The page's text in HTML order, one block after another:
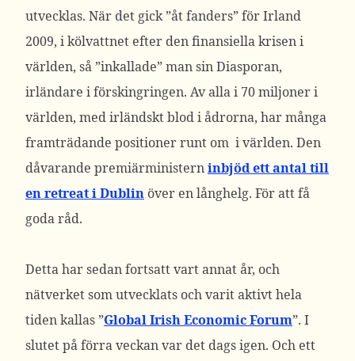
utvecklas. När det gick ”åt fanders” för Irland
2009, i kölvattnet efter den finansiella krisen i
världen, så ”inkallade” man sin Diasporan,
irländare i förskingringen. Av alla i 70 miljoner i
världen, med irländskt blod i ådrorna, har många
framträdande positioner runt om i världen. Den
dåvarande premiärministerninbjöd ett antal till
en retreat i Dublin över en långhelg. För att få
goda råd.
Detta har sedan fortsatt vart annat år, och
nätverket som utvecklats och varit aktivt hela
tiden kallas ”Global Irish Economic Forum”. I
slutet på förra veckan var det dags igen. Och ett